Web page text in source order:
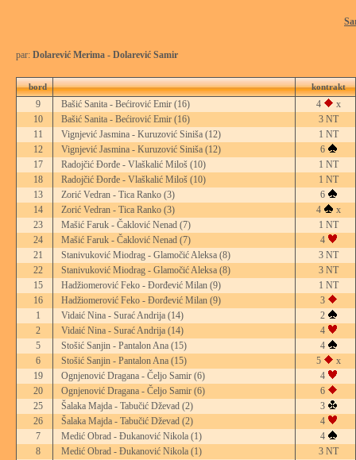
par: Dolarević Merima - Dolarević Samir
bord kontrakt
9 Bašić Sanita - Bećirović Emir (16) 4
x
10
Bašić Sanita - Bećirović Emir (16)
3 NT
11
Vignjević Jasmina - Kuruzović Siniša (12)
1 NT
12
Vignjević Jasmina - Kuruzović Siniša (12)
6
17
Radojčić Đorđe - Vlaškalić Miloš (10)
1 NT
18
Radojčić Đorđe - Vlaškalić Miloš (10)
1 NT
13
Zorić Vedran - Tica Ranko (3)
6
14
Zorić Vedran - Tica Ranko (3) 4
x
23
Mašić Faruk - Čaklović Nenad (7)
1 NT
24
Mašić Faruk - Čaklović Nenad (7)
4
21
Stanivuković Miodrag - Glamočić Aleksa (8)
3 NT
22
Stanivuković Miodrag - Glamočić Aleksa (8)
3 NT
15
Hadžiomerović Feko - Đorđević Milan (9)
1 NT
16
Hadžiomerović Feko - Đorđević Milan (9)
3
1
Vidaić Nina - Surać Andrija (14)
2
2
Vidaić Nina - Surać Andrija (14)
4
5
Stošić Sanjin - Pantalon Ana (15)
4
6
Stošić Sanjin - Pantalon Ana (15) 5
x
19
Ognjenović Dragana - Čeljo Samir (6)
4
20
Ognjenović Dragana - Čeljo Samir (6)
6
25
Šalaka Majda - Tabučić Dževad (2)
3
26
Šalaka Majda - Tabučić Dževad (2)
4
7
Medić Obrad - Đukanović Nikola (1)
4
8
Medić Obrad - Đukanović Nikola (1)
3 NT